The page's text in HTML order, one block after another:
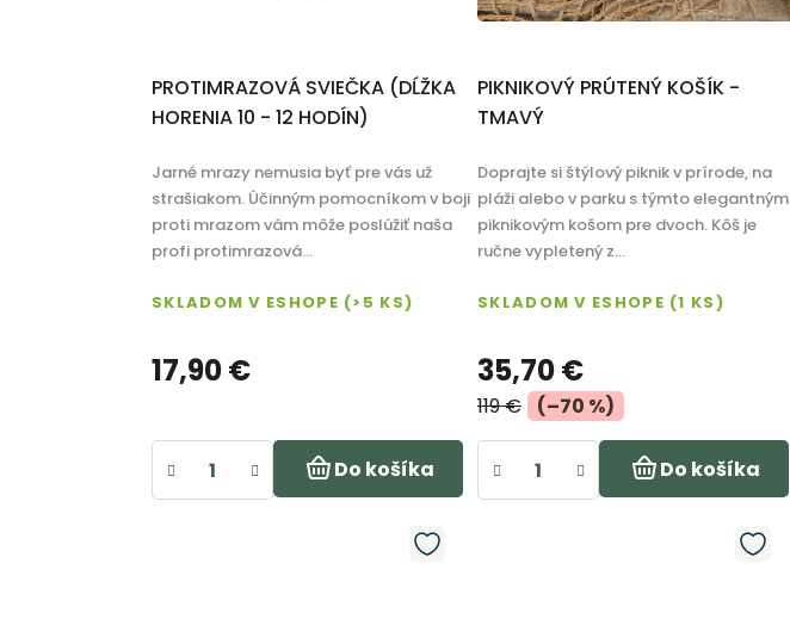
k
t
o
v
hodnotenie
produktu
je
5,0
z
5
hviezdičiek.
PROTIMRAZOVÁ SVIEČKA (DĹŽKA
HORENIA 10 - 12 HODÍN)
Jarné mrazy nemusia byť pre vás už
strašiakom. Účinným pomocníkom v boji
proti mrazom vám môže poslúžiť naša
profi protimrazová...
SKLADOM V ESHOPE (>5 KS)
17,90 €
Do košíka
PIKNIKOVÝ PRÚTENÝ KOŠÍK -
TMAVÝ
Doprajte si štýlový piknik v prírode, na
pláži alebo v parku s týmto elegantným
piknikovým košom pre dvoch. Kôš je
ručne vypletený z...
SKLADOM V ESHOPE (1 KS)
35,70 €
119 € (–70 %)
Do košíka